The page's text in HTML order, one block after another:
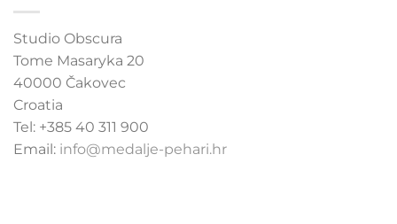
Studio Obscura
Tome Masaryka 20
40000 Čakovec
Croatia
Tel: +385 40 311 900
Email: info@medalje-pehari.hr